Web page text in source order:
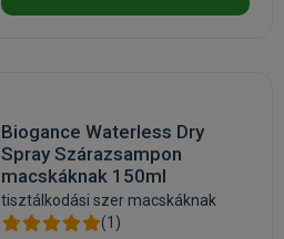
Biogance Waterless Dry
Spray Szárazsampon
macskáknak 150ml
tisztálkodási szer macskáknak
(1)